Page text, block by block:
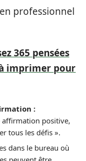
professionnel
365 pensées
imprimer pour
:
affirmation positive,
tous les défis ».
dans le bureau où